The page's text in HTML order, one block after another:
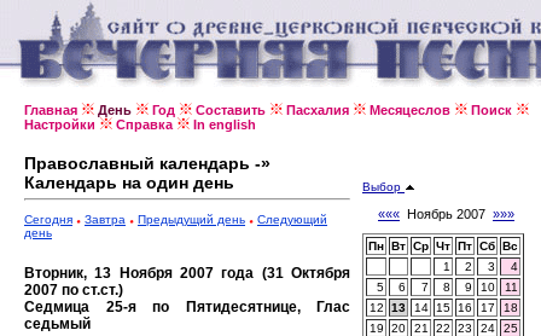
Главная День Год Составить Пасхалия Месяцеслов
Поиск
Настройки
Справка In english
Православный календарь -»
Календарь на один день
Сегодня Завтра Предыдущий день
Следующий
день
Вторник, 13 Ноября 2007 года (31 Октября
2007 по ст.ст.)
Седмица 25-я по Пятидесятнице, Глас
седьмый
Выбор
««« Ноябрь 2007 »»»
Пн Вт Ср Чт Пт Сб Вс
1
2 3
4
5
6 7 8 9 10
11
12
13 14 15 16 17
18
19
20 21 22 23 24
25